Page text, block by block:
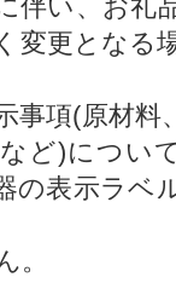
伴い、お礼
変更となる
事項(原材料
ど)につい
の表示ラベ
。